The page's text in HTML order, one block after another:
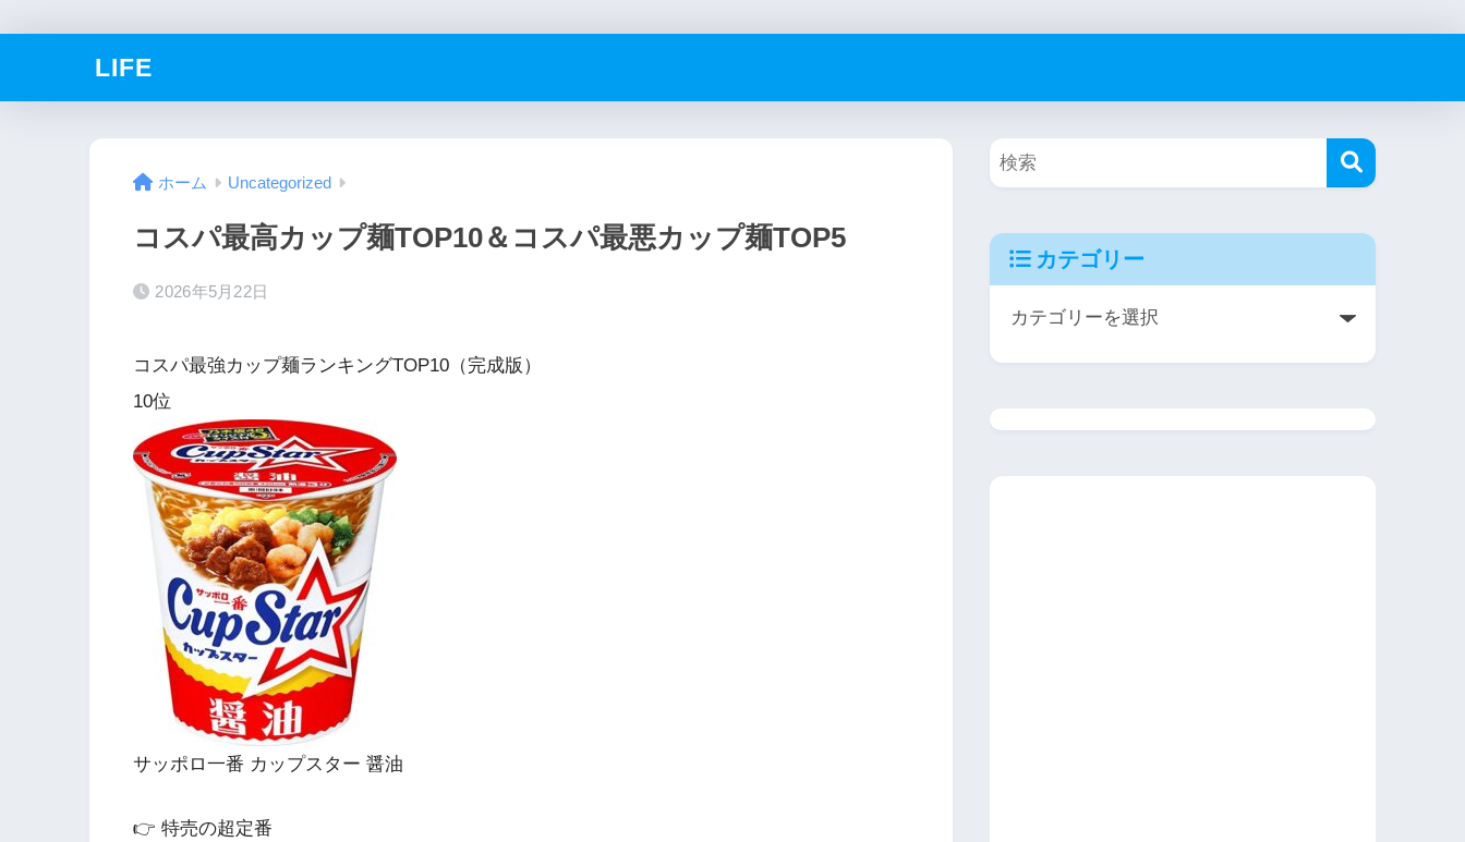
LIFE
ホーム Uncategorized
コスパ最高カップ麺TOP10＆コスパ最悪カップ麺TOP5
2026年5月22日
コスパ最強カップ麺ランキングTOP10（完成版）
10位
サッポロ一番 カップスター 醤油
👉 特売の超定番
カテゴリー